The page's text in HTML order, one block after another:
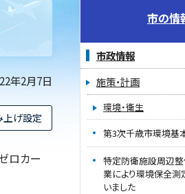
年2月7日
上げ設定
ロカー
市の情
市政情報
施策・計画
環境・衛生
第3次千歳市環境基
特定防衛施設周辺
業により環境保全
いました